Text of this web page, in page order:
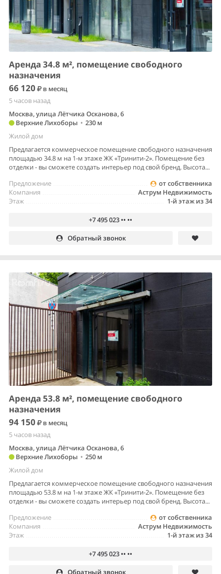
Аренда 34.8 м², помещение свободного
назначения
66 120
в месяц
5 часов назад
Москва, улица Лётчика Осканова, 6
Верхние Лихоборы • 230 м
Жилой дом
Предлагается коммерческое помещение свободного назначения
площадью 34.8 м на 1-м этаже ЖК «Тринити-2». Помещение без
отделки - вы сможете создать интерьер под свой бренд. Высота...
от собственника
Предложение
Аструм Недвижимость
Компания
1-й этаж из 34
Этаж
+7 495 023 •• ••
Обратный звонок
Аренда 53.8 м², помещение свободного
назначения
94 150
в месяц
5 часов назад
Москва, улица Лётчика Осканова, 6
Верхние Лихоборы • 250 м
Жилой дом
Предлагается коммерческое помещение свободного назначения
площадью 53.8 м на 1-м этаже ЖК «Тринити-2». Помещение без
отделки - вы сможете создать интерьер под свой бренд. Высота...
от собственника
Предложение
Аструм Недвижимость
Компания
1-й этаж из 34
Этаж
+7 495 023 •• ••
Обратный звонок